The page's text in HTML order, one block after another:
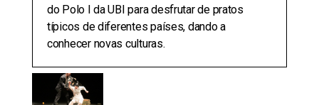
do Polo I da UBI para desfrutar de pratos
típicos de diferentes países, dando a
conhecer novas culturas.